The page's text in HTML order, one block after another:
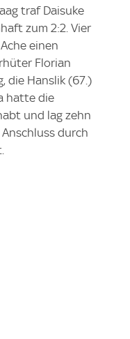
traf Daisuke
zum 2:2. Vier
einen
Florian
die Hanslik (67.)
hatte die
und lag zehn
durch